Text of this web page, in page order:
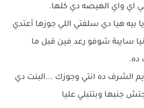
اي واي الهيصه دي كلها.
بيه هيا دي سلفتي اللي جوزها أعتدي
سايبة شوفو رعد فين قبل ما
ده.
الشرف ده انتي وجوزك ...البنت دي
جنبها وبتتبلي عليا